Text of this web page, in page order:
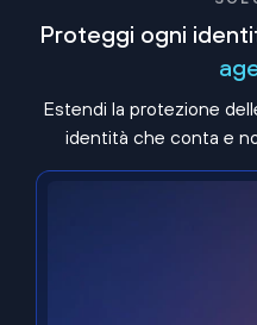
Proteggi ogni
Estendi la protezione
identità che conta e